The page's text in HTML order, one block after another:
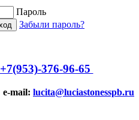
Пароль
Забыли пароль?
+7(953)-376-96-65
e-mail: lucita@luciastonesspb.ru